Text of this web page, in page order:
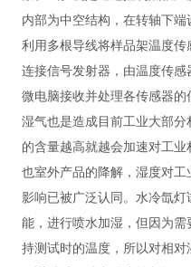
内部为中空结构，在转轴下端
利用多根导线将样品架温度
连接信号发射器，由温度传感
微电脑接收并处理各传感器的
湿气也是造成目前工业大部
的含量越高就越会加速对工
也室外产品的降解，湿度对
影响已被广泛认同。水冷氙
能，进行喷水加湿，但因为
持测试时的温度，所以对相